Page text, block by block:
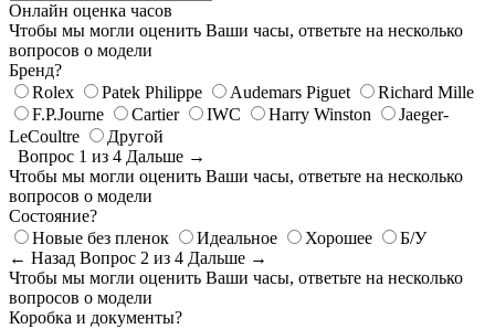
Онлайн оценка часов
Чтобы мы могли оценить Ваши часы, ответьте на несколько
вопросов о модели
Бренд?
Rolex
Patek Philippe Audemars Piguet
Richard Mille
F.P.Journe
Cartier IWC Harry Winston
Jaeger-
LeCoultre
Другой
Вопрос 1 из 4 Дальше →
Чтобы мы могли оценить Ваши часы, ответьте на несколько
вопросов о модели
Состояние?
Новые без пленок
Идеальное Хорошее
Б/У
← Назад Вопрос 2 из 4 Дальше →
Чтобы мы могли оценить Ваши часы, ответьте на несколько
вопросов о модели
Коробка и документы?